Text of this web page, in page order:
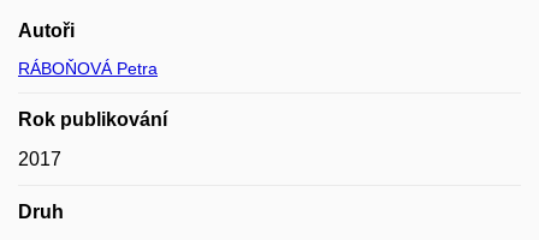
Autoři
RÁBOŇOVÁ Petra
Rok publikování
2017
Druh